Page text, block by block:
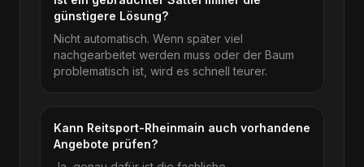
günstigere Lösung?
Nicht automatisch. Wenn später viel
nachgearbeitet werden muss oder der Baum
problematisch ist, wird es schnell teurer.
Kann Reitsport-Rheinmain auch vorhandene
Angebote prüfen?